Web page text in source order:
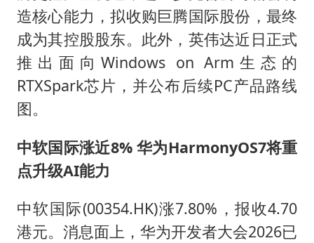
造核心能力，拟收购巨腾国际股份，最终
成为其控股股东。此外，英伟达近日正式
推出面向Windows on Arm生态的
RTXSpark芯片，并公布后续PC产品路线
图。
中软国际涨近8% 华为HarmonyOS7将重
点升级AI能力
中软国际(00354.HK)涨7.80%，报收4.70
港元。消息面上，华为开发者大会2026已